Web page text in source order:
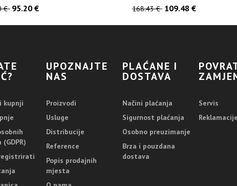
€ 95.20 € 168.43 € 109.48 €
kupnji
UPOZNAJTE
NAS
Proizvodi
Usluge
Distribucije
Reference
Popis prodajnih
mjesta
PLAĆANE I
DOSTAVA
Načini plaćanja
Sigurnost plaćanja
Osobno preuzimanje
Brza i pouzdana
dostava
Servis